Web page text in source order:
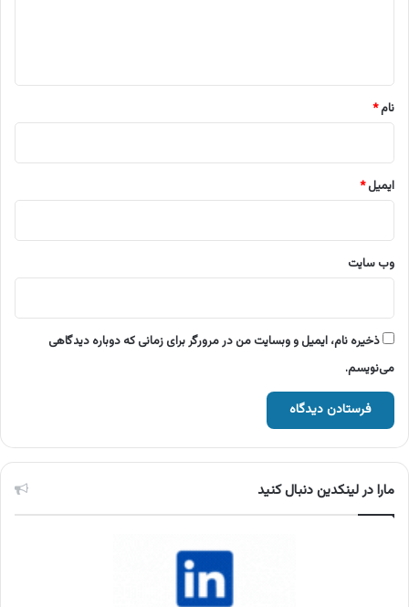
نام*
ایمیل*
وب‌ سایت
ذخیره نام، ایمیل و وبسایت من در مرورگر برای زمانی که دوباره دیدگاهی
می‌نویسم.
مارا در لینکدین دنبال کنید